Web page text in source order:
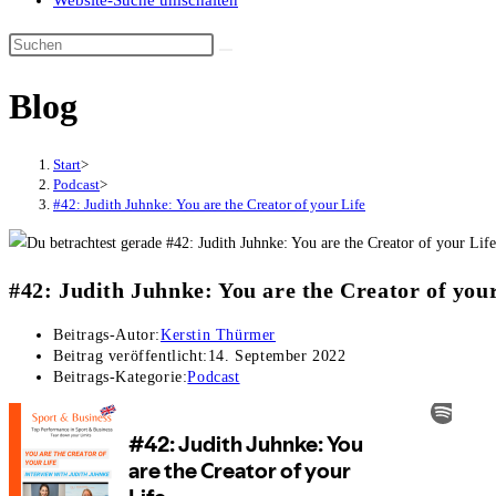
Blog
Start>
Podcast>
#42: Judith Juhnke: You are the Creator of your Life
#42: Judith Juhnke: You are the Creator of
Beitrags-Autor:Kerstin Thürmer
Beitrag veröffentlicht: 14. September 2022
Beitrags-Kategorie:Podcast